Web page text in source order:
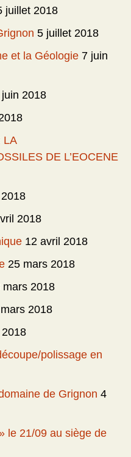
juillet 2018
5 juillet 2018
et la Géologie 7 juin
juin 2018
LA
DE L’EOCENE
2018
12 avril 2018
25 mars 2018
mars 2018
2018
polissage en
de Grignon 4
le 21/09 au siège de